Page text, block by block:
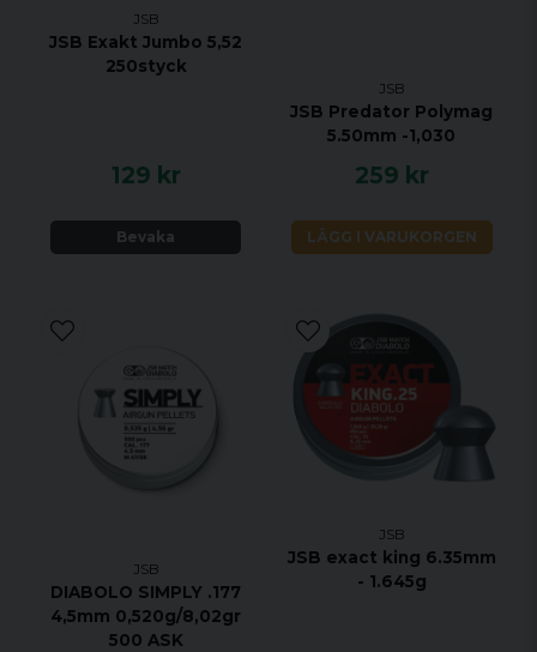
JSB
JSB Exakt Jumbo 5,52
250styck
129 kr
Bevaka
JSB
JSB Predator Polymag
5.50mm -1,030
259 kr
LÄGG I VARUKORGEN
JSB
DIABOLO SIMPLY .177
4,5mm 0,520g/8,02gr
500 ASK
JSB
JSB exact king 6.35mm
- 1.645g